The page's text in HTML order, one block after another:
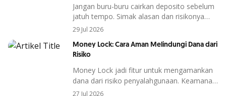
Jangan buru-buru cairkan deposito sebelum
jatuh tempo. Simak alasan dan risikonya
agar keuntungan investasi tetap maksimal.
29 Jul 2026
Money Lock: Cara Aman Melindungi Dana dari
Risiko
Money Lock jadi fitur untuk mengamankan
dana dari risiko penyalahgunaan. Keamanan
dana menjadi salah satu hal yang semakin
27 Jul 2026